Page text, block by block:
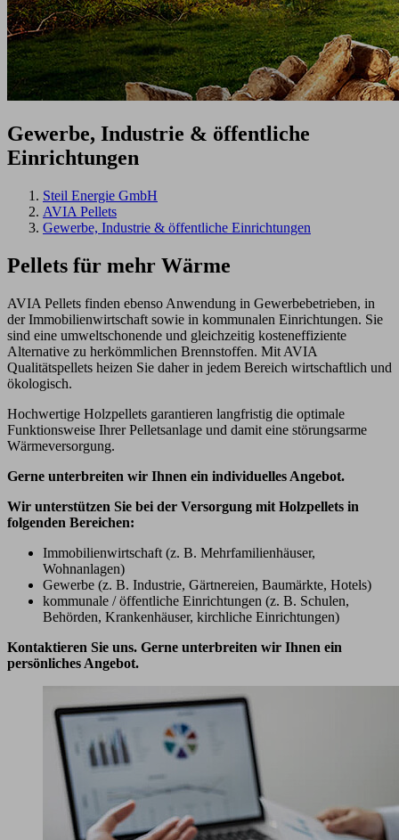
Gewerbe, Industrie & öffentliche
Einrichtungen
Steil Energie GmbH
AVIA Pellets
Gewerbe, Industrie & öffentliche Einrichtungen
Pellets für mehr Wärme
AVIA Pellets finden ebenso Anwendung in Gewerbebetrieben, in
der Immobilienwirtschaft sowie in kommunalen Einrichtungen. Sie
sind eine umweltschonende und gleichzeitig kosteneffiziente
Alternative zu herkömmlichen Brennstoffen. Mit AVIA
Qualitätspellets heizen Sie daher in jedem Bereich wirtschaftlich und
ökologisch.
Hochwertige Holzpellets garantieren langfristig die optimale
Funktionsweise Ihrer Pelletsanlage und damit eine störungsarme
Wärmeversorgung.
Gerne unterbreiten wir Ihnen ein individuelles Angebot.
Wir unterstützen Sie bei der Versorgung mit Holzpellets in
folgenden Bereichen:
Immobilienwirtschaft (z. B. Mehrfamilienhäuser,
Wohnanlagen)
Gewerbe (z. B. Industrie, Gärtnereien, Baumärkte, Hotels)
kommunale / öffentliche Einrichtungen (z. B. Schulen,
Behörden, Krankenhäuser, kirchliche Einrichtungen)
Kontaktieren Sie uns. Gerne unterbreiten wir Ihnen ein
persönliches Angebot.